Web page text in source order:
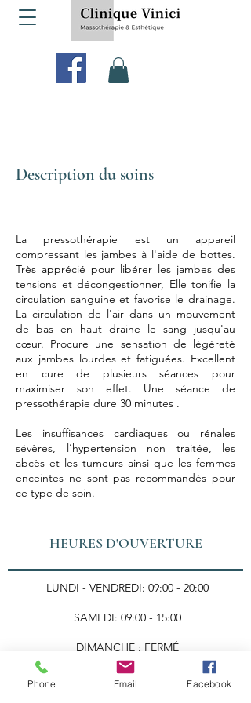
Description du soins
La pressothérapie est un appareil
compressant les jambes à l'aide de bottes.
Très apprécié pour libérer les jambes des
tensions et décongestionner, Elle tonifie la
circulation sanguine et favorise le drainage.
La circulation de l'air dans un mouvement
de bas en haut draine le sang jusqu'au
cœur. Procure une sensation de légèreté
aux jambes lourdes et fatiguées. Excellent
en cure de plusieurs séances pour
maximiser son effet. Une séance de
pressothérapie dure 30 minutes .
Les insuffisances cardiaques ou rénales
sévères, l’hypertension non traitée, les
abcès et les tumeurs ainsi que les femmes
enceintes ne sont pas recommandés pour
ce type de soin.
HEURES D'OUVERTURE
LUNDI - VENDREDI: 09:00 - 20:00
SAMEDI: 09:00 - 15:00
DIMANCHE : FERMÉ
Nous joindre
Phone Email Facebook